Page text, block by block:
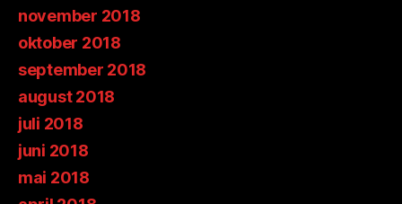
november 2018
oktober 2018
september 2018
august 2018
juli 2018
juni 2018
mai 2018